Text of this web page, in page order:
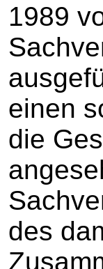
1989
einen
die
des